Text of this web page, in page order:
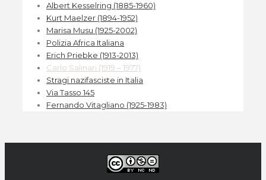
Albert Kesselring (1885-1960)
Kurt Maelzer (1894-1952)
Marisa Musu (1925-2002)
Polizia Africa Italiana
Erich Priebke (1913-2013)
Carlo Salinari (1919 – 1977)
Stragi nazifasciste in Italia
Via Tasso 145
Fernando Vitagliano (1925-1983)